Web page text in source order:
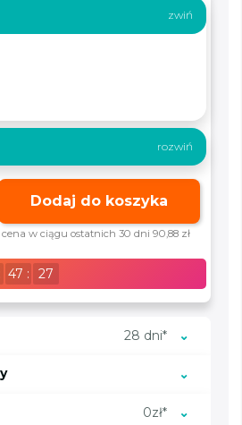
Dodaj do koszyka
w ciągu ostatnich 30 dni 90,88 zł
47 : 25
28 dni*
0zł*